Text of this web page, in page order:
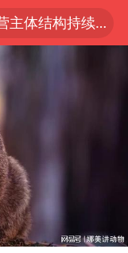
上半年我国经营主体结构持续优化
棘》
上门女婿出轨女邻居多年被判重婚罪